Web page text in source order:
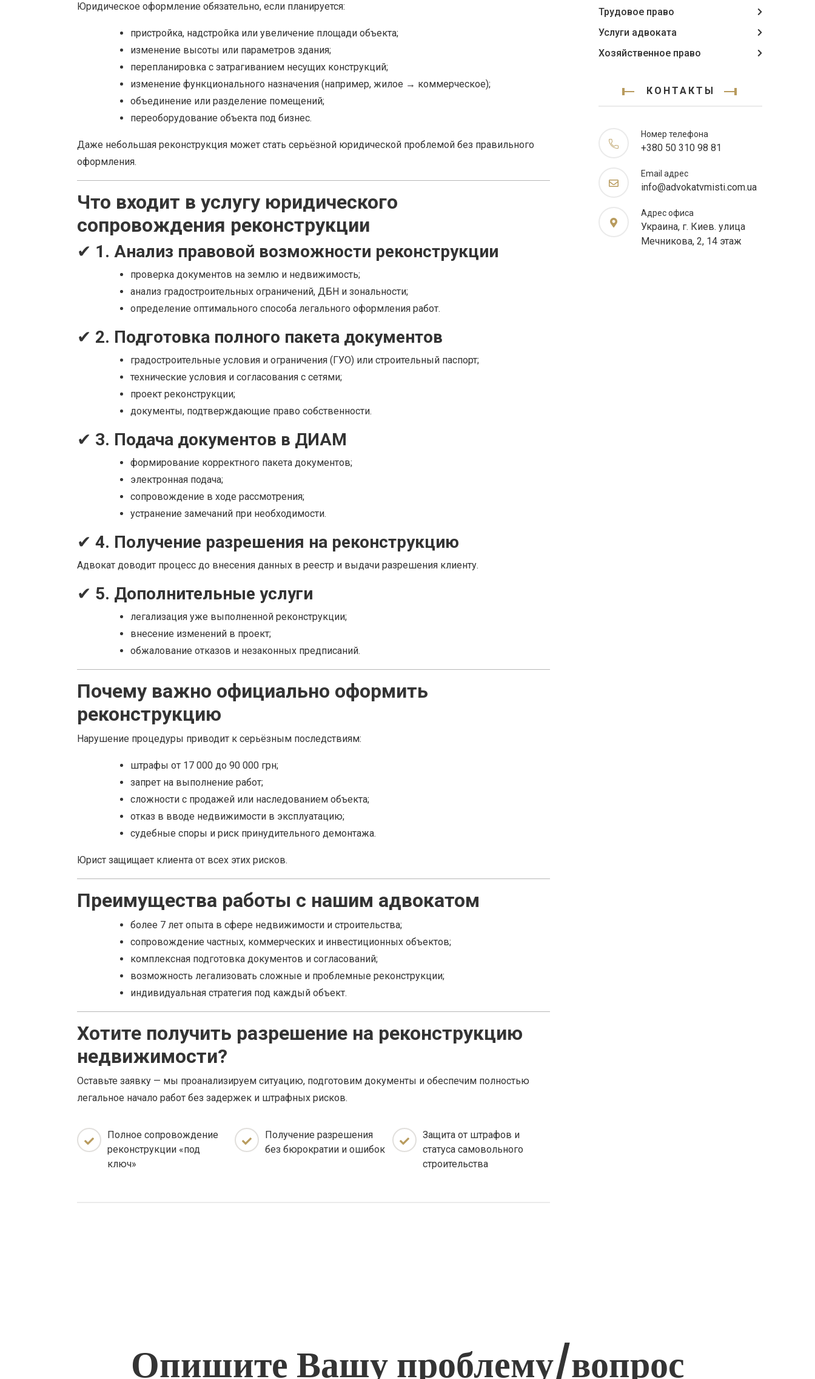
Юридическое оформление обязательно, если планируется:
пристройка, надстройка или увеличение площади объекта;
изменение высоты или параметров здания;
перепланировка с затрагиванием несущих конструкций;
изменение функционального назначения (например, жилое → коммерческое);
объединение или разделение помещений;
переоборудование объекта под бизнес.
Даже небольшая реконструкция может стать серьёзной юридической проблемой без правильного
оформления.
Что входит в услугу юридического
сопровождения реконструкции
✔ 1. Анализ правовой возможности реконструкции
проверка документов на землю и недвижимость;
анализ градостроительных ограничений, ДБН и зональности;
определение оптимального способа легального оформления работ.
✔ 2. Подготовка полного пакета документов
градостроительные условия и ограничения (ГУО) или строительный паспорт;
технические условия и согласования с сетями;
проект реконструкции;
документы, подтверждающие право собственности.
✔ 3. Подача документов в ДИАМ
формирование корректного пакета документов;
электронная подача;
сопровождение в ходе рассмотрения;
устранение замечаний при необходимости.
✔ 4. Получение разрешения на реконструкцию
Адвокат доводит процесс до внесения данных в реестр и выдачи разрешения клиенту.
✔ 5. Дополнительные услуги
легализация уже выполненной реконструкции;
внесение изменений в проект;
обжалование отказов и незаконных предписаний.
Почему важно официально оформить
реконструкцию
Нарушение процедуры приводит к серьёзным последствиям:
штрафы от 17 000 до 90 000 грн;
запрет на выполнение работ;
сложности с продажей или наследованием объекта;
отказ в вводе недвижимости в эксплуатацию;
судебные споры и риск принудительного демонтажа.
Юрист защищает клиента от всех этих рискoв.
Преимущества работы с нашим адвокатом
более 7 лет опыта в сфере недвижимости и строительства;
сопровождение частных, коммерческих и инвестиционных объектов;
комплексная подготовка документов и согласований;
возможность легализовать сложные и проблемные реконструкции;
индивидуальная стратегия под каждый объект.
Хотите получить разрешение на реконструкцию
недвижимости?
Оставьте заявку — мы проанализируем ситуацию, подготовим документы и обеспечим полностью
легальное начало работ без задержек и штрафных рисков.
Полное сопровождение
реконструкции «под
ключ»
Получение разрешения
без бюрократии и ошибок
Защита от штрафов и
статуса самовольного
строительства
Трудовое право
Услуги адвоката
Хозяйственное право
КОНТАКТЫ
Номер телефона
+380 50 310 98 81
Email адрес
info@advokatvmisti.com.ua
Адрес офиса
Украина, г. Киев. улица
Мечникова, 2, 14 этаж
Опишите Вашу проблему/вопрос